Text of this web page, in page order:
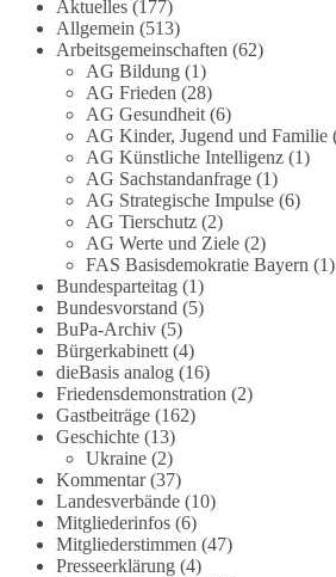
aufgearbeitet.
Auch in Deutschland warten viele
heute auf Antworten:
❓ Wie wurden politische Entscheidungen
getroffen?
❓ Welche Maßnahmen waren notwendig
welche nicht?
❓Und wer übernimmt die Verantwortung
massiven Folgen für Kinder, Familien,
Unternehmen und das Vertrauen in unseren
Rechtsstaat?
🟩🟩🟦🟦🟥🟥🟧🟧
Eine demokratische Gesellschaft lebt nicht
unbequeme Fragen zu vermeiden. Sie lebt
Fragen offen zu stellen und transparent zu
beantworten.
dieBasis fordert deshalb weiterhin eine
Aktuelles(177)
Allgemein (513)
Arbeitsgemeinschaften (62)
AG Bildung(1)
AG Frieden (28)
AG Gesundheit(6)
AG Kinder, Jugend und Familie
AG Künstliche Intelligenz(1)
AG Sachstandanfrage(1)
AG Strategische Impulse(6)
AG Tierschutz(2)
AG Werte und Ziele(2)
FAS Basisdemokratie Bayern (1)
Bundesparteitag(1)
Bundesvorstand (5)
BuPa-Archiv(5)
Bürgerkabinett(4)
dieBasis analog(16)
Friedensdemonstration (2)
Gastbeiträge(162)
Geschichte(13)
Ukraine(2)
Kommentar(37)
Landesverbände(10)
Mitgliederinfos(6)
Mitgliederstimmen (47)
Presseerklärung(4)